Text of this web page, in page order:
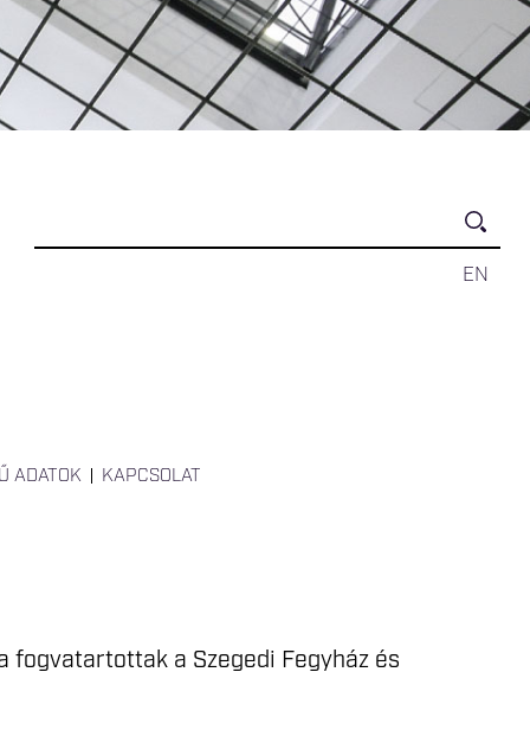
EN
ADATOK KAPCSOLAT
a Szegedi Fegyház és